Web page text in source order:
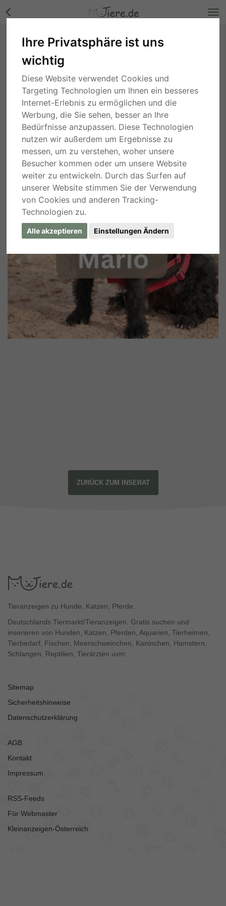
Ihre Privatsphäre ist uns
wichtig
Diese Website verwendet Cookies und
Targeting Technologien um Ihnen ein besseres
Internet-Erlebnis zu ermöglichen und die
Werbung, die Sie sehen, besser an Ihre
Bedürfnisse anzupassen. Diese Technologien
nutzen wir außerdem um Ergebnisse zu
messen, um zu verstehen, woher unsere
Besucher kommen oder um unsere Website
weiter zu entwickeln. Durch das Surfen auf
unserer Website stimmen Sie der Verwendung
von Cookies und anderen Tracking-
Technologien zu.
Alle akzeptieren Einstellungen Ändern
Mario, Mischling - Rüde Bilder
Baden-Württemberg
ZURÜCK ZUM INSERAT
Tieranzeigen zu Hunde, Katzen, Pferde.
Deutschlands Tiermarkt/Tieranzeigen. Gratis suchen und
inserieren von Hunden, Katzen, Pferden, Aquarien, Tierheimen,
Tierbedarf, Fischen, Meerschweinchen, Kaninchen, Hamstern,
Schlangen, Reptilien, Tierärzten uvm.
Sitemap
Sicherheitshinweise
Datenschutzerklärung
AGB
Kontakt
Impressum
RSS-Feeds
Für Webmaster
Kleinanzeigen-Österreich